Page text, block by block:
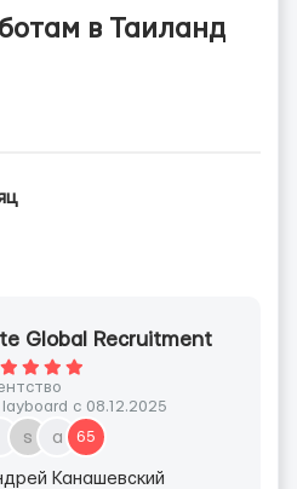
в Таиланд
Global Recruitment
с 08.12.2025
s а 65
Канашевский